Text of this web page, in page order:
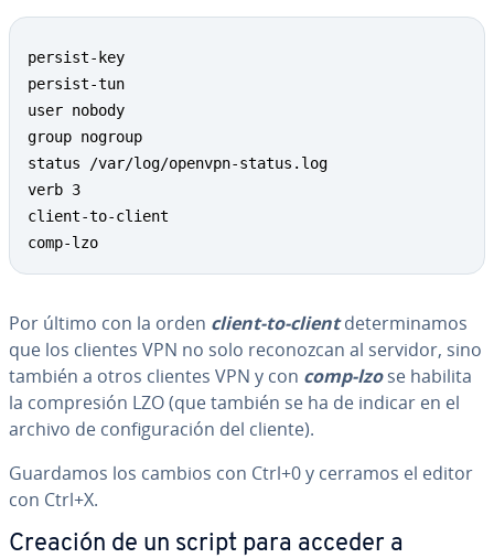
persist-key
persist-tun
user nobody
group nogroup
status /var/log/openvpn-status.log
verb 3
client-to-client
comp-lzo
Por último con la orden client-to-clientde­te­r­mi­na­mos
que los clientes VPN no solo re­co­no­z­can al servidor, sino
también a otros clientes VPN y con comp-lzose habilita
la co­m­pre­sión LZO (que también se ha de indicar en el
archivo de co­n­fi­gu­ra­ción del cliente).
Guardamos los cambios con Ctrl+0 y cerramos el editor
con Ctrl+X.
Creación de un script para acceder a